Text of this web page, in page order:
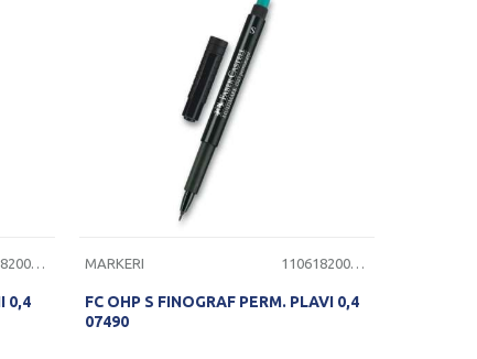
1106182000050
0,4
MARKERI 1106182000060
FC OHP S FINOGRAF PERM. PLAVI 0,4
07490